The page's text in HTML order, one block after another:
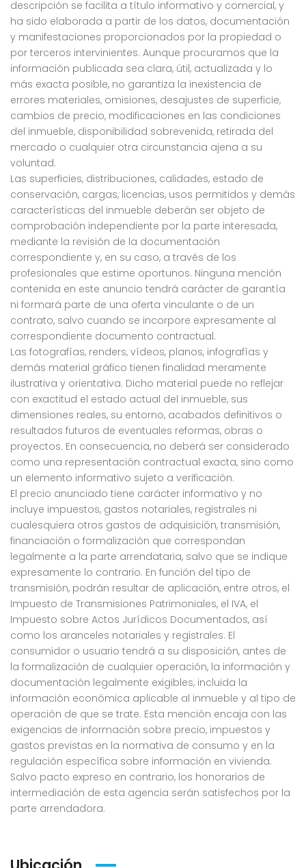
descripción se facilita a título informativo y comercial, y
ha sido elaborada a partir de los datos, documentación
y manifestaciones proporcionados por la propiedad o
por terceros intervinientes. Aunque procuramos que la
información publicada sea clara, útil, actualizada y lo
más exacta posible, no garantiza la inexistencia de
errores materiales, omisiones, desajustes de superficie,
cambios de precio, modificaciones en las condiciones
del inmueble, disponibilidad sobrevenida, retirada del
mercado o cualquier otra circunstancia ajena a su
voluntad.
Las superficies, distribuciones, calidades, estado de
conservación, cargas, licencias, usos permitidos y demás
características del inmueble deberán ser objeto de
comprobación independiente por la parte interesada,
mediante la revisión de la documentación
correspondiente y, en su caso, a través de los
profesionales que estime oportunos. Ninguna mención
contenida en este anuncio tendrá carácter de garantía
ni formará parte de una oferta vinculante o de un
contrato, salvo cuando se incorpore expresamente al
correspondiente documento contractual.
Las fotografías, renders, vídeos, planos, infografías y
demás material gráfico tienen finalidad meramente
ilustrativa y orientativa. Dicho material puede no reflejar
con exactitud el estado actual del inmueble, sus
dimensiones reales, su entorno, acabados definitivos o
resultados futuros de eventuales reformas, obras o
proyectos. En consecuencia, no deberá ser considerado
como una representación contractual exacta, sino como
un elemento informativo sujeto a verificación.
El precio anunciado tiene carácter informativo y no
incluye impuestos, gastos notariales, registrales ni
cualesquiera otros gastos de adquisición, transmisión,
financiación o formalización que correspondan
legalmente a la parte arrendataria, salvo que se indique
expresamente lo contrario. En función del tipo de
transmisión, podrán resultar de aplicación, entre otros, el
Impuesto de Transmisiones Patrimoniales, el IVA, el
Impuesto sobre Actos Jurídicos Documentados, así
como los aranceles notariales y registrales. El
consumidor o usuario tendrá a su disposición, antes de
la formalización de cualquier operación, la información y
documentación legalmente exigibles, incluida la
información económica aplicable al inmueble y al tipo de
operación de que se trate. Esta mención encaja con las
exigencias de información sobre precio, impuestos y
gastos previstas en la normativa de consumo y en la
regulación específica sobre información en vivienda.
Salvo pacto expreso en contrario, los honorarios de
intermediación de esta agencia serán satisfechos por la
parte arrendadora.